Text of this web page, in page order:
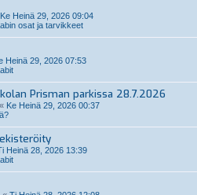
Ke Heinä 29, 2026 09:04
osat ja tarvikkeet
Heinä 29, 2026 07:53
Prisman parkissa 28.7.2026
« Ke Heinä 29, 2026 00:37
Heinä 28, 2026 13:39